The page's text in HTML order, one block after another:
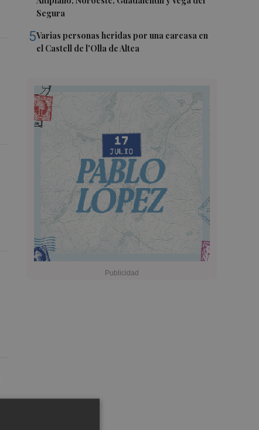
Segura
5Varias personas heridas por una carcasa en
el Castell de l'Olla de Altea